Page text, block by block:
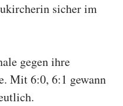
sicher im
gegen ihre
Mit 6:0, 6:1 gewann